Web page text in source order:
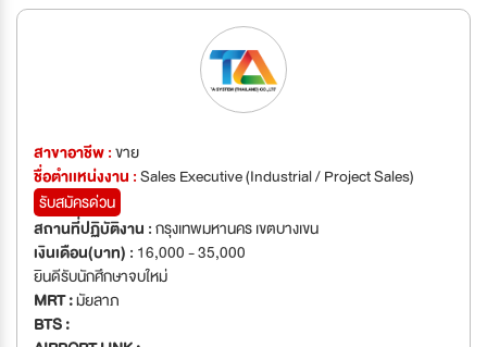
สาขาอาชีพ :ขาย
ชื่อตำเเหน่งงาน :Sales Executive (Industrial / Project Sales)
รับสมัครด่วน
สถานที่ปฏิบัติงาน :กรุงเทพมหานคร เขตบางเขน
เงินเดือน(บาท) : 16,000 - 35,000
ยินดีรับนักศึกษาจบใหม่
MRT :มัยลาภ
BTS :